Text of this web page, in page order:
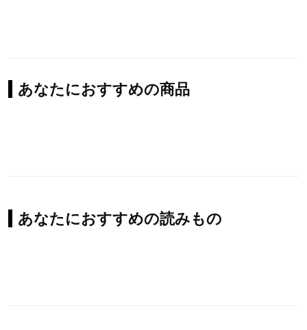
あなたにおすすめの商品
あなたにおすすめの読みもの